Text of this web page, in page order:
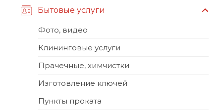
Бытовые услуги
Фото, видео
Клининговые услуги
Прачечные, химчистки
Изготовление ключей
Пункты проката